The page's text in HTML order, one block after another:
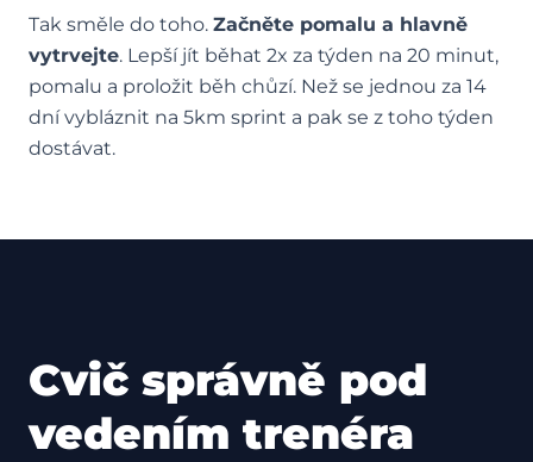
Tak směle do toho. Začněte pomalu a hlavně
vytrvejte. Lepší jít běhat 2x za týden na 20 minut,
pomalu a proložit běh chůzí. Než se jednou za 14
dní vybláznit na 5km sprint a pak se z toho týden
dostávat.
Cvič správně pod
vedením trenéra